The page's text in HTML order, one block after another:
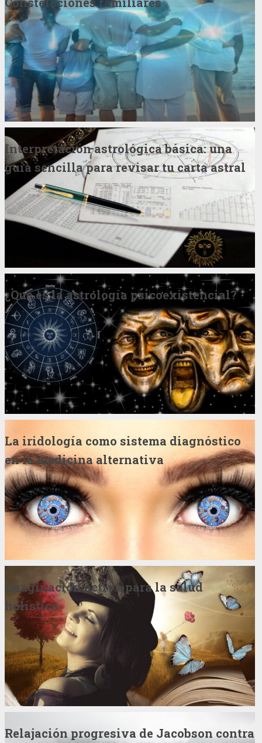
Interpretación astrológica básica: una
guía sencilla para revisar tu carta astral
¿Qué es la astrología psicoexistencial?
La iridología como sistema diagnóstico
en la medicina alternativa
Imaginación activa para la salud
holística
Relajación progresiva de Jacobson contra